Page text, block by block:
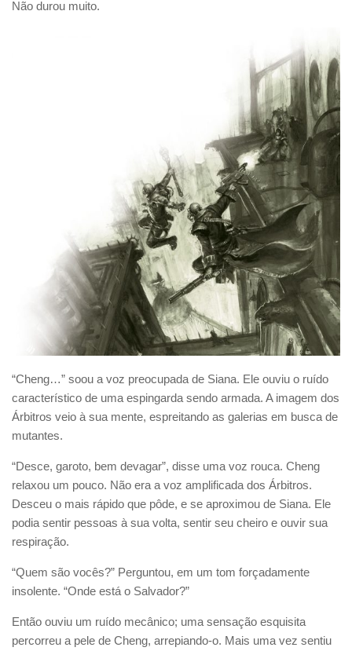
Não durou muito.
“Cheng…” soou a voz preocupada de Siana. Ele ouviu o ruído
característico de uma espingarda sendo armada. A imagem dos
Árbitros veio à sua mente, espreitando as galerias em busca de
mutantes.
“Desce, garoto, bem devagar”, disse uma voz rouca. Cheng
relaxou um pouco. Não era a voz amplificada dos Árbitros.
Desceu o mais rápido que pôde, e se aproximou de Siana. Ele
podia sentir pessoas à sua volta, sentir seu cheiro e ouvir sua
respiração.
“Quem são vocês?” Perguntou, em um tom forçadamente
insolente. “Onde está o Salvador?”
Então ouviu um ruído mecânico; uma sensação esquisita
percorreu a pele de Cheng, arrepiando-o. Mais uma vez sentiu